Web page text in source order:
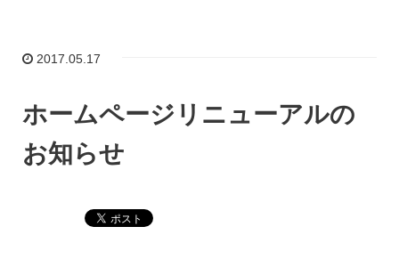
2017.05.17
ホームページリニューアルの
お知らせ